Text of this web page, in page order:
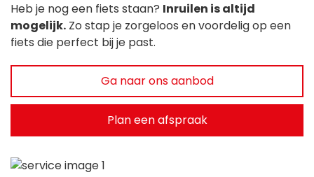
Heb je nog een fiets staan? Inruilen is altijd
mogelijk. Zo stap je zorgeloos en voordelig op een
fiets die perfect bij je past.
Ga naar ons aanbod
Plan een afspraak